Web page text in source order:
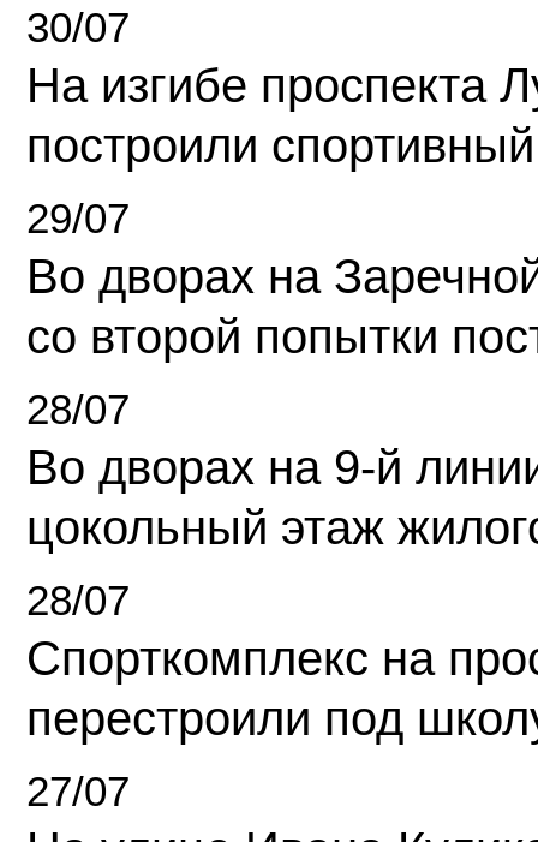
30/07
На изгибе проспекта
построили
29/07
Во дворах на
со второй попытки
28/07
Во дворах на 9-й
цокольный этаж
28/07
Спорткомплекс на
перестроили под
27/07